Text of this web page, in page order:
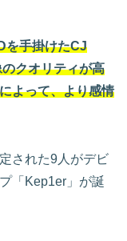
を手掛けたCJ
クオリティが高
よって、より感情
された9人がデビ
「Kep1er」が誕